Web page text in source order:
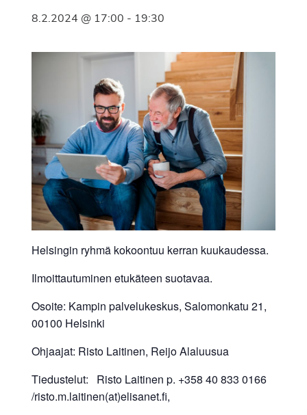
8.2.2024 @ 17:00 - 19:30
Helsingin ryhmä kokoontuu kerran kuukaudessa.
Ilmoittautuminen etukäteen suotavaa.
Osoite: Kampin palvelukeskus, Salomonkatu 21,
00100 Helsinki
Ohjaajat: Risto Laitinen, Reijo Alaluusua
Tiedustelut: Risto Laitinen p. +358 40 833 0166
/risto.m.laitinen(at)elisanet.fi,